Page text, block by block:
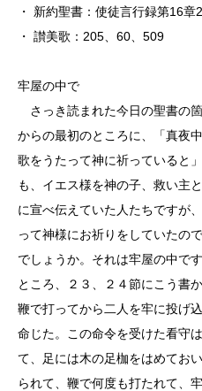
・ 新約聖書：使徒言行録第16章
・ 讃美歌：205、60、509
牢屋の中で
さっき読まれた今日の聖書の
からの最初のところに、「真夜
歌をうたって神に祈っていると
も、イエス様を神の子、救い主
に宣べ伝えていた人たちですが
って神様にお祈りをしていたの
でしょうか。それは牢屋の中で
ところ、２３、２４節にこう書
鞭で打ってから二人を牢に投げ
命じた。この命令を受けた看守
て、足には木の足枷をはめてお
られて、鞭で何度も打たれて、